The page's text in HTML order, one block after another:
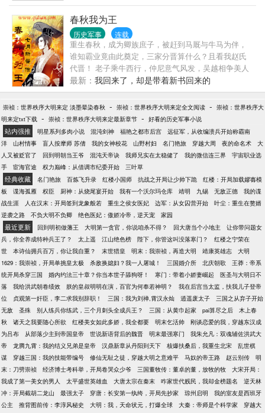
春秋我为王
历史军事 连载
重生春秋，成为卿族庶子，被赶到马厩与牛马为伴，
谁知霸业竟由此奠定，三家分晋算什么？且看我赵氏
代晋！ 老子乘牛西行，仲尼意气风发，吴越相争美人
离殇。渭水之畔，曲裾深衣的伊人吟诵着蒹葭苍苍白
露为霜。 右手长剑，左手诗书，用不一样的思维统一
天下，迈步落日余晖的成周，鼎之轻重，我能问否？
这是我的华夏，我的《春秋》－－－我为王！ 本书群
号：370609612
最新： 我回来了，却是带着新书回来的
崇祯：世界秩序大明来定 淡墨晕染春秋 - 崇祯：世界秩序大明来定全文阅读 - 崇祯：世界秩序大
明来定txt下载 - 崇祯：世界秩序大明来定最新章节 - 好看的历史军事小说
站内强推 明星系列多肉小说 混沌剑神 福艳之都市后宫
远征军，从收编溃兵开始称霸南
洋
山村情事 盲人按摩师 苏倩 我的女神校花 山野村妇 名门艳旅 穿越大周 夜的命名术
大
人又被贬官了
回到明朝当王爷 混沌天帝诀 我师兄实在太稳健了 我的微信连三界
宇宙职业选
手
宦海官途 权力巅峰：从借调市纪委开始 三叶草
经典收藏 名门艳旅 百炼飞升录 红楼小国师 抗战之开局让少帅下跪
红楼：开局加载嫪毐模
板
谍海孤雁 权臣 厨神：从烧尾宴开始 我有一个沃尔玛仓库 靖明 九锡 无敌正德
我的谍
战生涯
人在汉末：开局签到龙象般若 重生之侯女医妃 边军：从女囚营开始
叶尘：重生在赘婿
逆袭之路
不负大明不负卿 绝色医妃：傲娇冷帝，逆天宠 家园
最近更新 回到明初做藩王 大明第一贪官，你说咱杀不得？ 回大唐当个小地主
让你带问题女
兵，你全养成特种兵王了？
太上遥 江山绝色榜 陛下，你管这叫没落寒门？
红楼之宁荣在
世
本诗仙拥兵百万，你让我自重？ 末世猎皇 明末：我崇祯，再造大明 靖康英雄志
大明
1629：我崇祯，开局单挑皇太极
杀敌换媳妇？我一人屠城！ 三国婚介所 北庆朝歌
王莽：帝系
统开局杀穿三国
婚内约法三十章？你当本世子舔狗呀！ 寒门：带着小娇妻崛起
医圣与大明日不
落
我给洪武朝卷绩效 朕的皇叔明明在演，百官为何奉若神明？
我在后宫当太监，扶我儿子登帝
位
贞观第一奸臣，李二求我别辞职！ 三国：我为刘禅,霄汉永灿 逍遥废太子
三国之从弃子开始
无敌
圣殊 别人练兵你练武，三个月刺头全成兵王？ 三国：从黄巾起家 pai算尽之后
木上春
秋
诸天之我要随心所欲 红楼美女如此多娇，我全都要 明末乞活帅
刚谈恋爱的我，穿越东汉成
为吕布
从部落少主到帝国皇帝 世说新语背后的魏晋 明末最强寒门
我朱允凡：双魂辅佐洪武大
帝
龙腾九霄：我的结义兄弟是皇帝 汉鼎新章从丹阳到天下 核爆扶桑后，我重生北宋
乱世棋
谋
穿越三国：我的技能带编号 修仙无耻之徒，穿越大明之意难平 马奴的帝王路 赵云别传
明
末：刀劈崇祯
经济博士考科举，开局卷哭众少爷 三国董牧传：董卓的董，放牧的牧
大宋开局：
我成了第一美女的男人
太平盛世英雄血 大唐太宗在秦末 咋家世代贱民，我却金榜题名
逆天林
冲：开局截胡二龙山
最强太子 穿唐：长安第一纨绔，开局先抄家 琼州启明
我的室友是西班牙
公主
推背图前传：李淳风秘史 大明：我，天命状元，打爆全球 大秦：帝师是个科学家
穿越大